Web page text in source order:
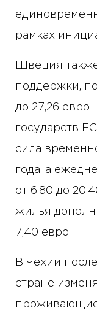
рамках
Швеция
поддержки,
до 27,26 евро
государств
сила
года, а
от 6,80 до
жилья
7,40 евро.
В Чехии
стране
проживающие